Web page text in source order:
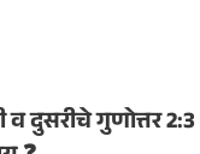
दुसरीचे गुणोत्तर